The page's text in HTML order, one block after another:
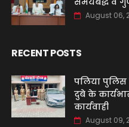
August 06,
RECENT POSTS
पलिया पुलिस
दुबे के
कार्यवाही
August 09,